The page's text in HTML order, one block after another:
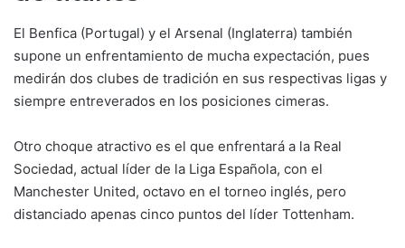
El Benfica (Portugal) y el Arsenal (Inglaterra) también
supone un enfrentamiento de mucha expectación, pues
medirán dos clubes de tradición en sus respectivas ligas y
siempre entreverados en los posiciones cimeras.
Otro choque atractivo es el que enfrentará a la Real
Sociedad, actual líder de la Liga Española, con el
Manchester United, octavo en el torneo inglés, pero
distanciado apenas cinco puntos del líder Tottenham.